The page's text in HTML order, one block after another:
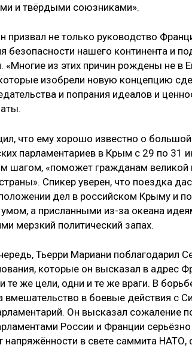
и твёрдыми союзниками».
призвал не только руководство
безопасности нашего континента и
«Многие из этих причин рождены не в
изобрели новую концепцию
и попрания идеалов и
что ему хорошо известно о
парламентариев в Крым с 29 по 31
шагом, «поможет гражданам великой
Спикер уверен, что поездка
дел в российском Крыму и
а присланными из-за океана
мерзкий политический запах.
Тьерри Мариани поблагодарил
которые он высказал в адрес
те же цели, одни и те же враги. В
вмешательство в боевые действия с
Он высказал сожаление
России и Франции
напряжённости в свете саммита